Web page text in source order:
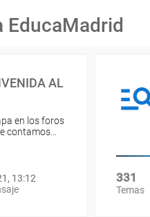
EducaMadrid
AL
en los foros
contamos…
13:12
331
Temas